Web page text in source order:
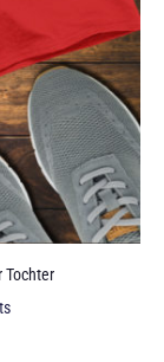
Tochter